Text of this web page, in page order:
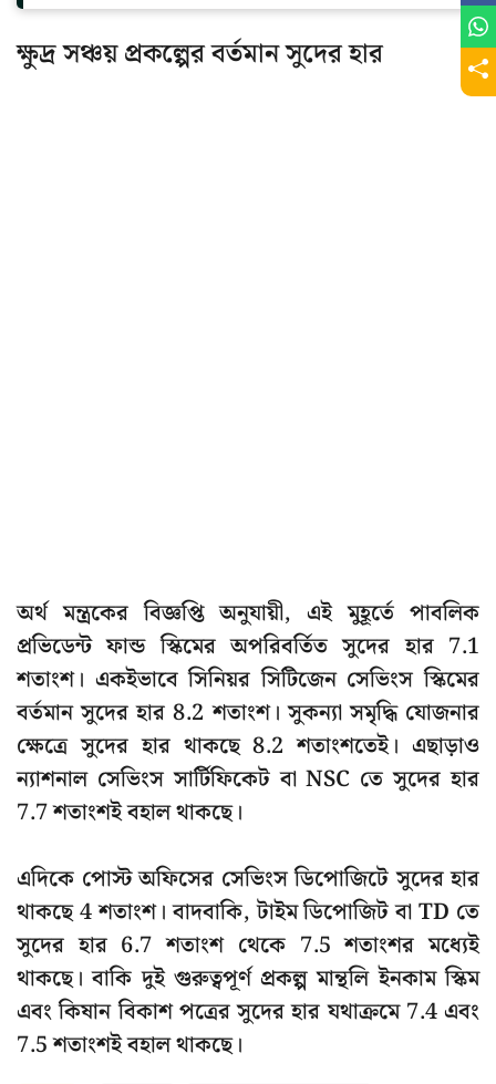
ক্ষুদ্র সঞ্চয় প্রকল্পের বর্তমান সুদের হার
অর্থ মন্ত্রকের বিজ্ঞপ্তি অনুযায়ী, এই মুহূর্তে পাবলিক
প্রভিডেন্ট ফান্ড স্কিমের অপরিবর্তিত সুদের হার 7.1
শতাংশ। একইভাবে সিনিয়র সিটিজেন সেভিংস স্কিমের
বর্তমান সুদের হার 8.2 শতাংশ। সুকন্যা সমৃদ্ধি যোজনার
ক্ষেত্রে সুদের হার থাকছে 8.2 শতাংশতেই। এছাড়াও
ন্যাশনাল সেভিংস সার্টিফিকেট বা NSC তে সুদের হার
7.7 শতাংশই বহাল থাকছে।
এদিকে পোস্ট অফিসের সেভিংস ডিপোজিটে সুদের হার
থাকছে 4 শতাংশ। বাদবাকি, টাইম ডিপোজিট বা TD তে
সুদের হার 6.7 শতাংশ থেকে 7.5 শতাংশর মধ্যেই
থাকছে। বাকি দুই গুরুত্বপূর্ণ প্রকল্প মান্থলি ইনকাম স্কিম
এবং কিষান বিকাশ পত্রের সুদের হার যথাক্রমে 7.4 এবং
7.5 শতাংশই বহাল থাকছে।